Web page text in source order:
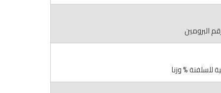
البرومين
للسلفنة % وزنا